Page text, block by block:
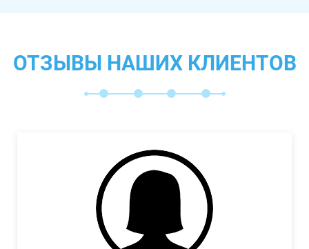
ОТЗЫВЫ НАШИХ КЛИЕНТОВ